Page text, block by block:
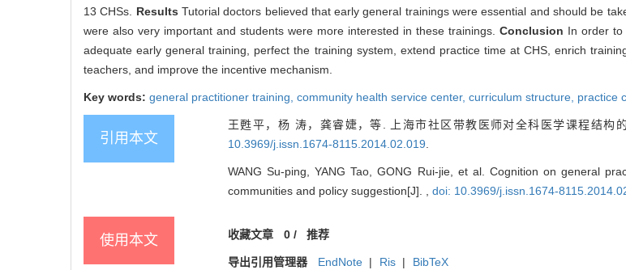
13 CHSs. Results Tutorial doctors believed that early general trainings were essential and should be
were also very important and students were more interested in these trainings. Conclusion In order to
adequate early general training, perfect the training system, extend practice time at CHS, enrich
teachers, and improve the incentive mechanism.
Key words: general practitioner training, community health service center, curriculum structure, practice
引用本文
王甦平，杨 涛，龚睿婕，等. 上海市社区带教医师对全科医学课程结
10.3969/j.issn.1674-8115.2014.02.019.
WANG Su-ping, YANG Tao, GONG Rui-jie, et al. Cognition on general
communities and policy suggestion[J]. , doi: 10.3969/j.issn.1674-
使用本文 收藏文章 0/ 推荐
导出引用管理器 EndNote | Ris | BibTeX